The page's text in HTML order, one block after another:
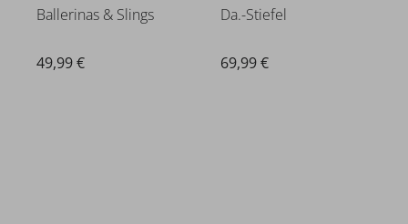
Ballerinas & Slings
49,99 €
Da.-Stiefel
69,99 €